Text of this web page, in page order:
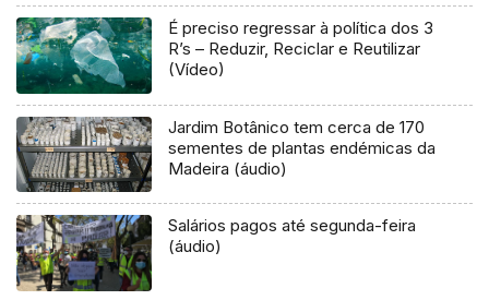
É preciso regressar à política dos 3
R’s – Reduzir, Reciclar e Reutilizar
(Vídeo)
Jardim Botânico tem cerca de 170
sementes de plantas endémicas da
Madeira (áudio)
Salários pagos até segunda-feira
(áudio)